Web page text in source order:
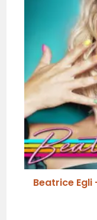
Beatrice Egli